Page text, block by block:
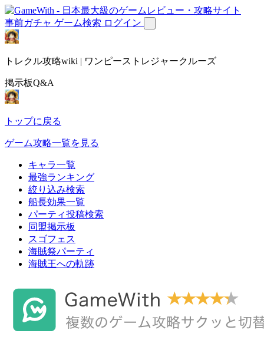
事前ガチャ ゲーム検索 ログイン
トレクル攻略wiki | ワンピーストレジャークルーズ
掲示板Q&A
トップに戻る
ゲーム攻略一覧を見る
キャラ一覧
最強ランキング
絞り込み検索
船長効果一覧
パーティ投稿検索
同盟掲示板
スゴフェス
海賊祭パーティ
海賊王への軌跡